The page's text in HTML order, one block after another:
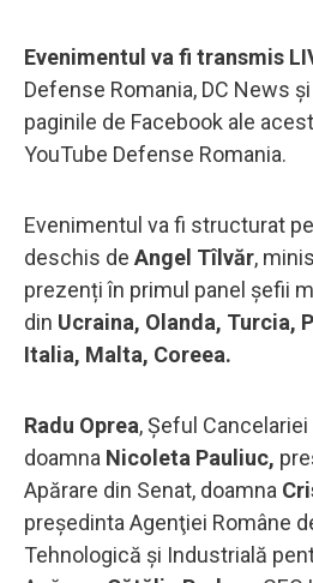
Evenimentul va fi transmis
Defense Romania, DC News
paginile de Facebook ale
YouTube Defense Romania.
Evenimentul va fi structurat
deschis de Angel Tîlvăr,
prezenți în primul panel șefii
din Ucraina, Olanda, Turcia,
Italia, Malta, Coreea.
Radu Oprea, Șeful
doamna Nicoleta Pauliuc,
Apărare din Senat, doamna
președinta Agenţiei Române
Tehnologică şi Industrială